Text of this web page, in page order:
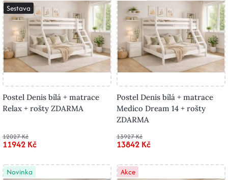
Sestava
Postel Denis bílá + matrace
Relax + rošty ZDARMA
12027 Kč
11942 Kč
Postel Denis bílá + matrace
Medico Dream 14 + rošty
ZDARMA
13927 Kč
13842 Kč
Novinka
Akce